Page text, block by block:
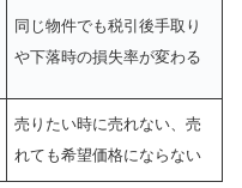
同じ物件でも税引後手取り
や下落時の損失率が変わる
売りたい時に売れない、売
れても希望価格にならない